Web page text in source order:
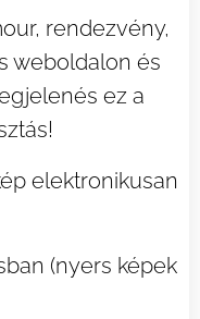
rendezvény,
weboldalon és
ez a
elektronikusan
(nyers képek